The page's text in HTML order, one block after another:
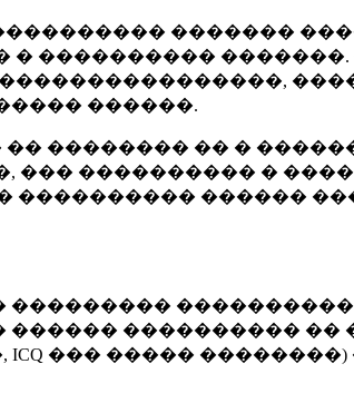
�������
���������� �������.
������.
�������� �� �
��� ���������� �
���������� ������
���������� ��
��� �����